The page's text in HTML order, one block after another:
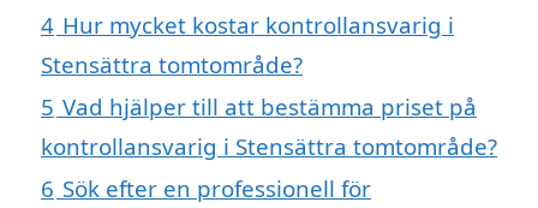
4 Hur mycket kostar kontrollansvarig i
Stensättra tomtområde?
5 Vad hjälper till att bestämma priset på
kontrollansvarig i Stensättra tomtområde?
6 Sök efter en professionell för